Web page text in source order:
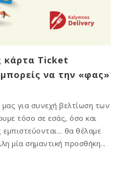
κάρτα Ticket
να την «φας»
για συνεχή βελτίωση των
τόσο σε εσάς, όσο και
θα θέλαμε
μία σημαντική προσθήκη...